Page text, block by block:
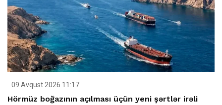
09 Avqust 2026 11:17
Hörmüz boğazının açılması üçün yeni şərtlər irəli